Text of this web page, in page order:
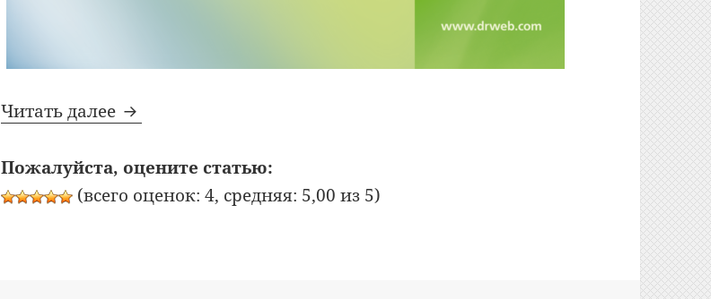
Читать далее Экзамен «Лицензирование Dr.Web Security Suite» (DWCERT-020-1)
Пожалуйста, оцените статью:
(всего оценок: 4, средняя: 5,00 из 5)